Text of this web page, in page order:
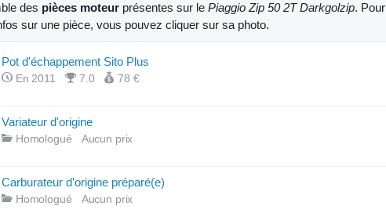
des pièces moteur présentes sur le Piaggio Zip 50 2T Darkgolzip. Pour
sur une pièce, vous pouvez cliquer sur sa photo.
Pot d'échappement Sito Plus
En 2011 7.0 78 €
Variateur d'origine
Homologué Aucun prix
Carburateur d'origine préparé(e)
Homologué Aucun prix